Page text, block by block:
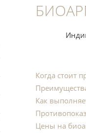
Когда стоит
Как
Цены на